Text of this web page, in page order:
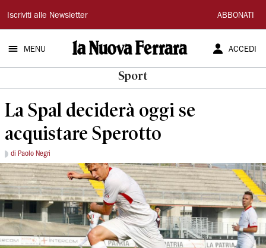
La
Nuova
Ferrara
Iscriviti alle Newsletter ABBONATI
MENU ACCEDI
Sport
La Spal deciderà oggi se
acquistare Sperotto
di Paolo Negri